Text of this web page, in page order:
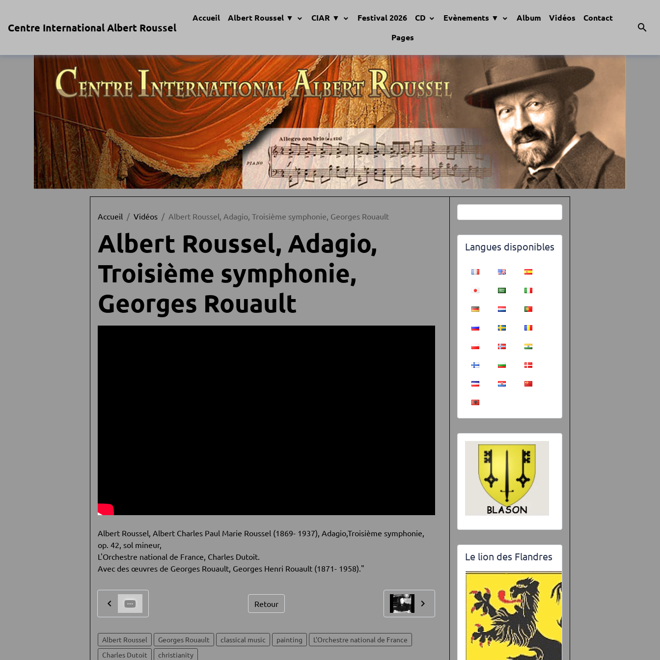
Centre International Albert Roussel
Accueil Albert Roussel ▼ CIAR ▼ Festival 2026 CD Evènements ▼ Album Vidéos
Contact
Pages
Accueil Vidéos Albert Roussel, Adagio, Troisième symphonie, Georges Rouault
Albert Roussel, Adagio,
Troisième symphonie,
Georges Rouault
Albert Roussel, Albert Charles Paul Marie Roussel (1869- 1937), Adagio,Troisième symphonie,
op. 42, sol mineur,
L'Orchestre national de France, Charles Dutoit.
Avec des œuvres de Georges Rouault, Georges Henri Rouault (1871- 1958)."
Retour
Albert Roussel Georges Rouault classical music painting
L'Orchestre national de France
Charles Dutoit
christianity
Langues disponibles
Le lion des Flandres